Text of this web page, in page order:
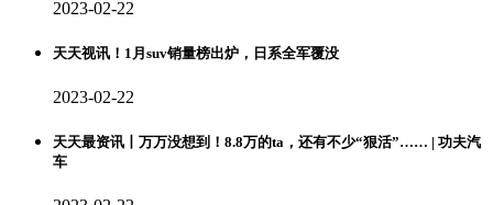
2023-02-22
天天视讯！1月suv销量榜出炉，日系全军覆没
2023-02-22
天天最资讯丨万万没想到！8.8万的ta，还有不少“狠活”…… | 功夫汽
车